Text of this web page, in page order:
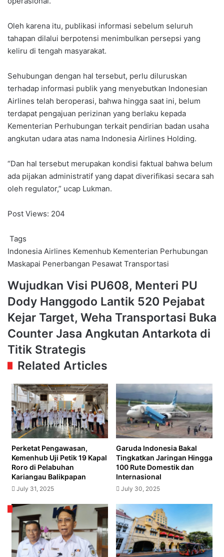
Oleh karena itu, publikasi informasi sebelum seluruh
tahapan dilalui berpotensi menimbulkan persepsi yang
keliru di tengah masyarakat.
Sehubungan dengan hal tersebut, perlu diluruskan
terhadap informasi publik yang menyebutkan Indonesian
Airlines telah beroperasi, bahwa hingga saat ini, belum
terdapat pengajuan perizinan yang berlaku kepada
Kementerian Perhubungan terkait pendirian badan usaha
angkutan udara atas nama Indonesia Airlines Holding.
“Dan hal tersebut merupakan kondisi faktual bahwa belum
ada pijakan administratif yang dapat diverifikasi secara sah
oleh regulator,” ucap Lukman.
Post Views: 204
Tags
Indonesia Airlines Kemenhub Kementerian Perhubungan
Maskapai Penerbangan Pesawat Transportasi
Wujudkan
PU608,
Menteri
PU
Dody
Hanggodo
Lantik
Wujudkan Visi PU608, Menteri PU
Dody Hanggodo Lantik 520 Pejabat
Kejar
Target,
Weha
Transportasi
Buka
Counter
Angkutan
Antarkota
di
Titik
Strategis
Kejar Target, Weha Transportasi Buka
Counter Jasa Angkutan Antarkota di
Titik Strategis
Related Articles
Perketat Pengawasan,
Kemenhub Uji Petik 19 Kapal
Roro di Pelabuhan
Kariangau Balikpapan
July 31, 2025
Garuda Indonesia Bakal
Tingkatkan Jaringan Hingga
100 Rute Domestik dan
Internasional
July 30, 2025